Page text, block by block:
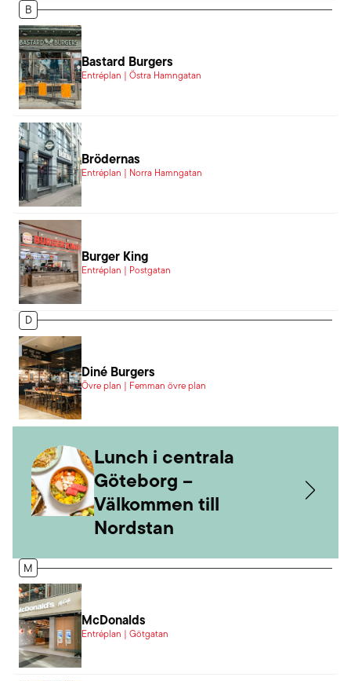
B
Bastard Burgers
Entréplan | Östra Hamngatan
Brödernas
Entréplan | Norra Hamngatan
Burger King
Entréplan | Postgatan
D
Diné Burgers
Övre plan | Femman övre plan
Lunch i centrala
Göteborg –
Välkommen till
Nordstan
M
McDonalds
Entréplan | Götgatan